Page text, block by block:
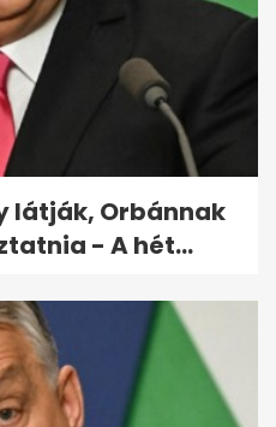
közelében a Tisza,
lehet az
látják, Orbánnak
- A hét...